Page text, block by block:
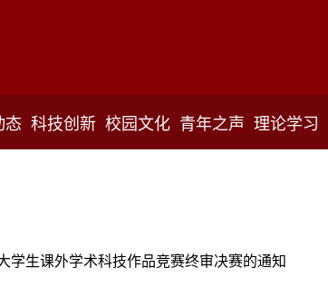
态 科技创新 校园文化 青年之声 理论学习
学生课外学术科技作品竞赛终审决赛的通知